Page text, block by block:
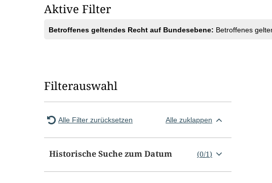
Aktive Filter
Betroffenes geltendes Recht auf Bundesebene: Betroffenes
Filterauswahl
Alle Filter zurücksetzen Alle zuklappen
Historische Suche zum Datum (0/1)